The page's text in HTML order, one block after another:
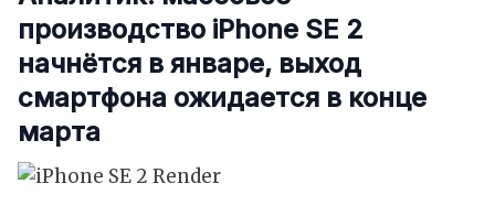
производство iPhone SE 2
начнётся в январе, выход
смартфона ожидается в конце
марта